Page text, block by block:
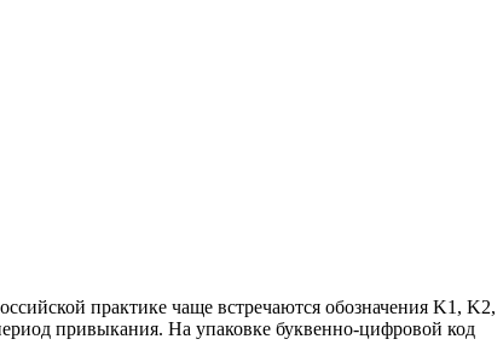
практике чаще встречаются обозначения K1, K2,
привыкания. На упаковке буквенно-цифровой код